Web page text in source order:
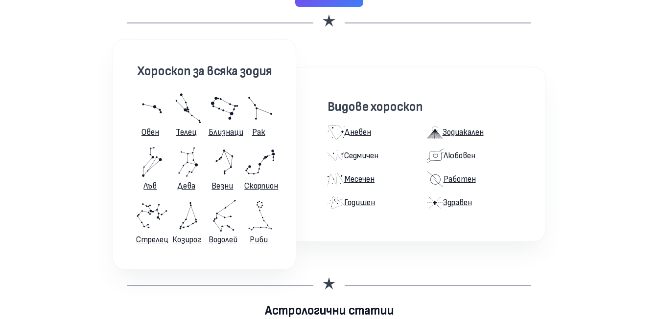
Хороскоп за всяка зодия
Овен Телец Близнаци Рак
Лъв Дева Везни Скорпион
Стрелец Козирог Водолей Риби
Видове хороскоп
Дневен
Седмичен
Месечен
Годишен
Зодиакален
Любовен
Работен
Здравен
Астрологични статии